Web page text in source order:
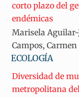
corto plazo del
endémicas
Marisela
Campos,
ECOLOGÍA
Diversidad de
metropolitana